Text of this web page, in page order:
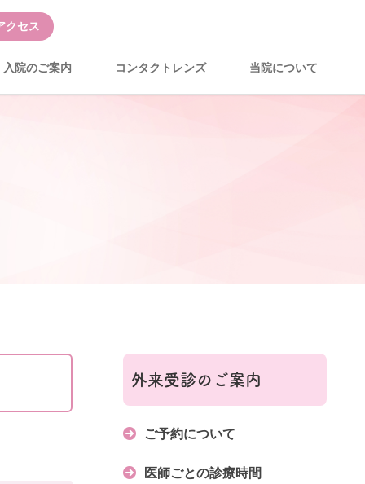
クセス
入院のご案内 コンタクトレンズ 当院について
外来受診のご案内
ご予約について
医師ごとの診療時間